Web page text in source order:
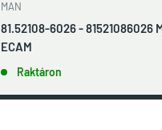
MAN
81.52108-6026 - 81521086026
ECAM
Raktáron